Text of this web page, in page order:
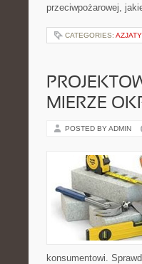
przeciwpożarowej,
CATEGORIES:
MIERZE
POSTED BY ADMIN
konsumentowi.